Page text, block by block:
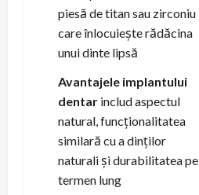
piesă de titan sau zirconiu
care înlocuiește rădăcina
unui dinte lipsă
Avantajele implantului
dentar includ aspectul
natural, funcționalitatea
similară cu a dinților
naturali și durabilitatea pe
termen lung